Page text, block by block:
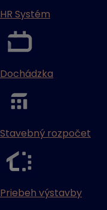
HR Systém
Dochádzka
Stavebný rozpočet
Priebeh výstavby